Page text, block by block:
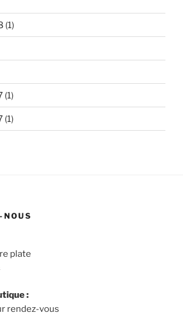
(1)
(1)
(1)
plate
:
rendez-vous